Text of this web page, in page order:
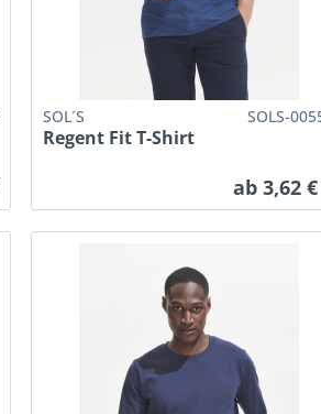
SOL´S SOLS-
Regent Fit T-Shirt
ab 3,62